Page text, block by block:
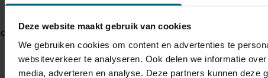
Deze website maakt gebruik van cookies
We gebruiken cookies om content en advertenties te
websiteverkeer te analyseren. Ook delen we informatie
media, adverteren en analyse. Deze partners kunnen deze
Ja
Volkswagen: R-Line en GTI
RS